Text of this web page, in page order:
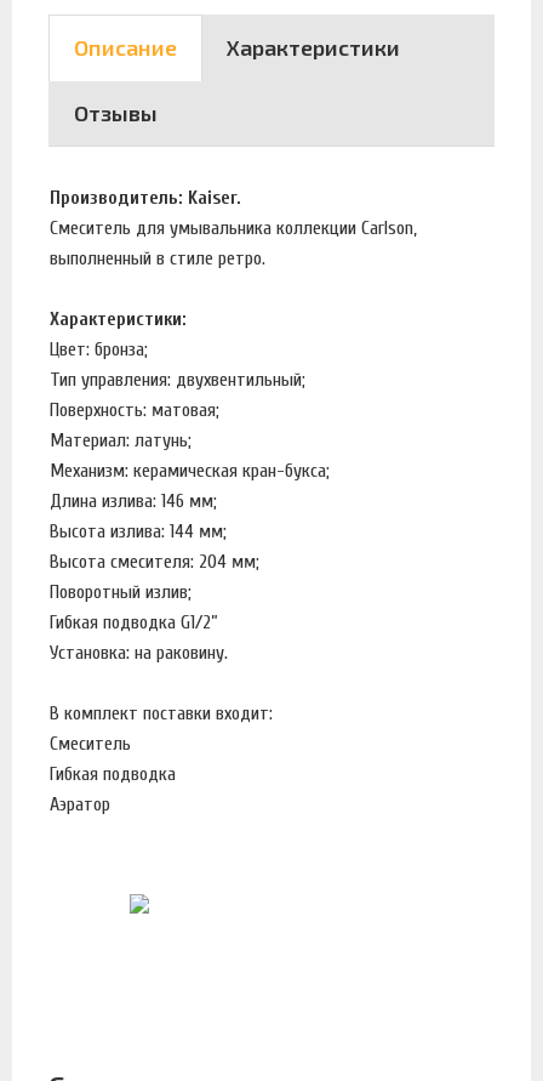
Описание Характеристики
Отзывы
Производитель: Kaiser.
Смеситель для умывальника коллекции Carlson,
выполненный в стиле ретро.
Характеристики:
Цвет: бронза;
Тип управления: двухвентильный;
Поверхность: матовая;
Материал: латунь;
Механизм: керамическая кран-букса;
Длина излива: 146 мм;
Высота излива: 144 мм;
Высота смесителя: 204 мм;
Поворотный излив;
Гибкая подводка G1/2”
Установка: на раковину.
В комплект поставки входит:
Смеситель
Гибкая подводка
Аэратор